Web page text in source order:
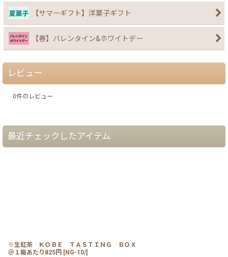
【サマーギフト】洋菓子ギフト
【春】バレンタイン&ホワイトデー
レビュー
0件のレビュー
最近チェックしたアイテム
※生紅茶 ＫＯＢＥ ＴＡＳＴＩＮＧ ＢＯＸ
＠１箱あたり825円 [NG-10/]